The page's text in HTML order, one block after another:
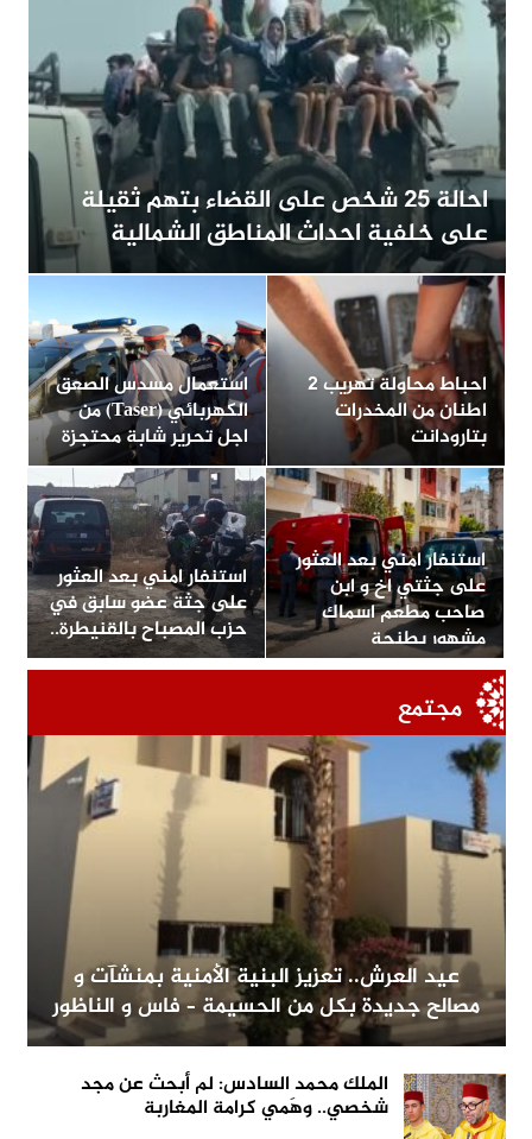
احالة 25 شخص على القضاء بتهم ثقيلة
على خلفية احداث المناطق الشمالية
احباط محاولة تهريب 2
اطنان من المخدرات
بتارودانت
استعمال مسدس الصعق
الكهربائي (Taser) من
اجل تحرير شابة محتجزة
استنفار امني بعد العثور
على جثتي اخ و ابن
صاحب مطعم اسماك
مشهور بطنجة
استنفار امني بعد العثور
على جثة عضو سابق في
حزب المصباح بالقنيطرة..
مجتمع
عيد العرش.. تعزيز البنية الأمنية بمنشآت و
مصالح جديدة بكل من الحسيمة – فاس و الناظور
الملك محمد السادس: لم أبحث عن مجد
شخصي.. وهَمي كرامة المغاربة